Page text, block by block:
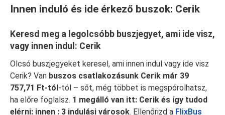
Innen induló és ide érkező buszok: Cerik
Keresd meg a legolcsóbb buszjegyet, ami ide visz,
vagy innen indul: Cerik
Olcsó buszjegyeket keresel, ami innen indul vagy ide visz
Cerik? Van buszos csatlakozásunk Cerik már 39
757,71 Ft-tól -tól – sőt, még többet is megspórolhatsz,
ha előre foglalsz. 1 megálló van itt: Cerik és így tudod
elérni: innen : 3 indulási városok. Ellenőrizd a FlixBus